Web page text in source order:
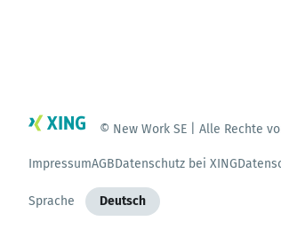
© New Work SE | Alle Rechte
ImpressumAGBDatenschutz bei XING
Sprache Deutsch